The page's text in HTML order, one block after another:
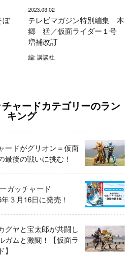
ぼ
2023.03.02
テレビマガジン特別編集 本
郷 猛／仮面ライダー１号
増補改訂
編: 講談社
ャードカテゴリーのラン
キング
ードがグリオン＝仮面
最後の戦いに挑む！
ガッチャード
３月16日に発売！
グヤと宝太郎が共闘し
ガムと激闘！【仮面ラ